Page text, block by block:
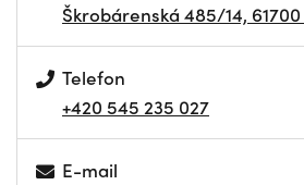
Škrobárenská 485/14,
Telefon
+420 545 235 027
E-mail